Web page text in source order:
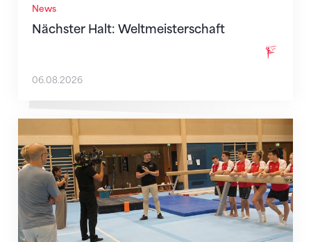
News
Nächster Halt: Weltmeisterschaft
06.08.2026
Mit klaren Zielen nach Zagreb